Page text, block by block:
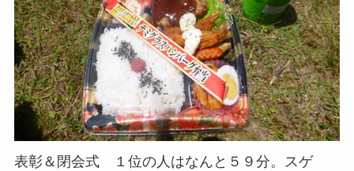
表彰＆閉会式 １位の人はなんと５９分。スゲ